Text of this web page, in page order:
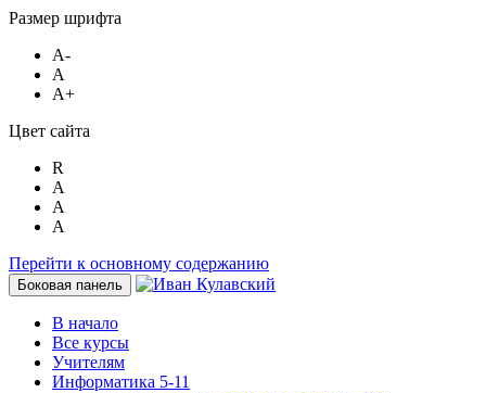
Размер шрифта
A-
A
A+
Цвет сайта
R
A
A
A
Перейти к основному содержанию
Боковая панель
В начало
Все курсы
Учителям
Информатика 5-11